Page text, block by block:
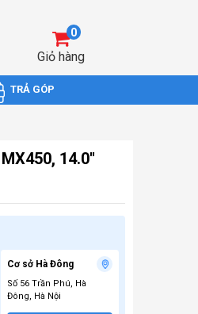
Giỏ hàng
0
TRẢ GÓP
14.0''
Cơ sở Hà Đông
Số 56 Trần Phú, Hà
Đông, Hà Nội